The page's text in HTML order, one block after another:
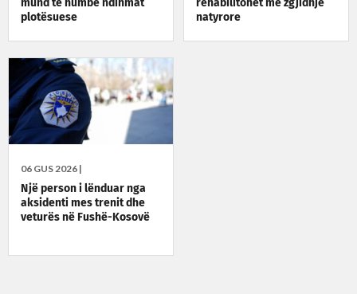
mund të humbë ndihmat
plotësuese
rehabilitohet me zgjidhje
natyrore
06 GUS 2026 |
Një person i lënduar nga
aksidenti mes trenit dhe
veturës në Fushë-Kosovë